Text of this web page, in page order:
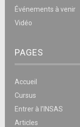
Événements à venir
Vidéo
PAGES
Accueil
Cursus
Entrer à l’INSAS
Articles